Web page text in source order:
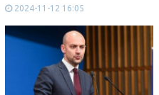
2024-11-12 16:05